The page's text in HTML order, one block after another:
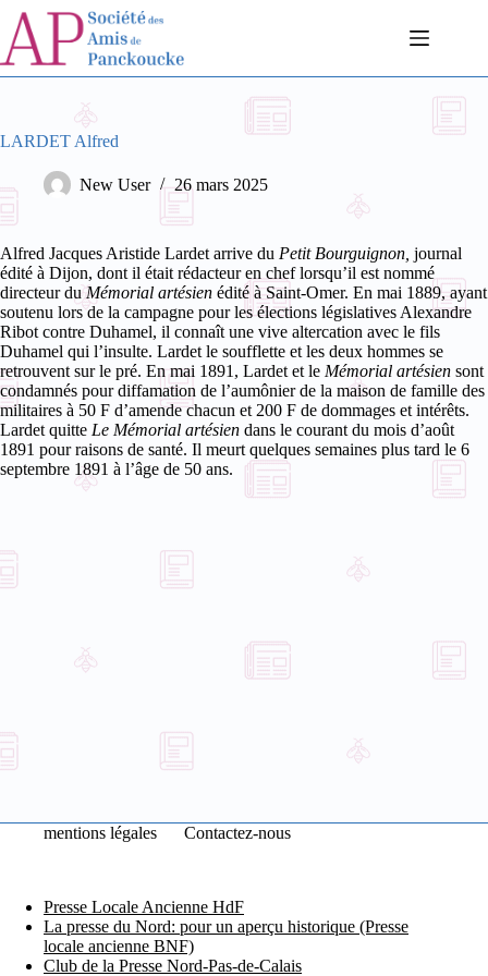
Passer
contenu
LARDET Alfred
New User 26 mars 2025
Alfred Jacques Aristide Lardet arrive du Petit Bourguignon, journal
édité à Dijon, dont il était rédacteur en chef lorsqu’il est nommé
directeur du Mémorial artésien édité à Saint-Omer. En mai 1889, ayant
soutenu lors de la campagne pour les élections législatives Alexandre
Ribot contre Duhamel, il connaît une vive altercation avec le fils
Duhamel qui l’insulte. Lardet le soufflette et les deux hommes se
retrouvent sur le pré. En mai 1891, Lardet et le Mémorial artésien sont
condamnés pour diffamation de l’aumônier de la maison de famille des
militaires à 50 F d’amende chacun et 200 F de dommages et intérêts.
Lardet quitte Le Mémorial artésien dans le courant du mois d’août
1891 pour raisons de santé. Il meurt quelques semaines plus tard le 6
septembre 1891 à l’âge de 50 ans.
mentions légales Contactez-nous
Presse Locale Ancienne HdF
La presse du Nord: pour un aperçu historique (Presse
locale ancienne BNF)
Club de la Presse Nord-Pas-de-Calais